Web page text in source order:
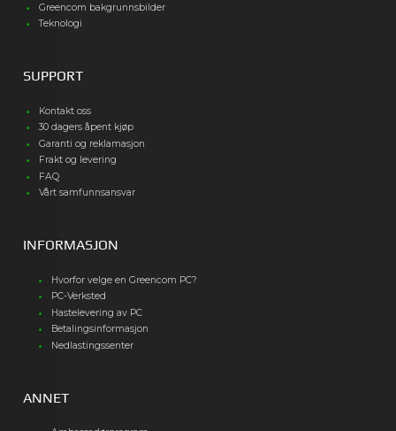
Greencom bakgrunnsbilder
Teknologi
SUPPORT
Kontakt oss
30 dagers åpent kjøp
Garanti og reklamasjon
Frakt og levering
FAQ
Vårt samfunnsansvar
INFORMASJON
Hvorfor velge en Greencom PC?
PC-Verksted
Hastelevering av PC
Betalingsinformasjon
Nedlastingssenter
ANNET